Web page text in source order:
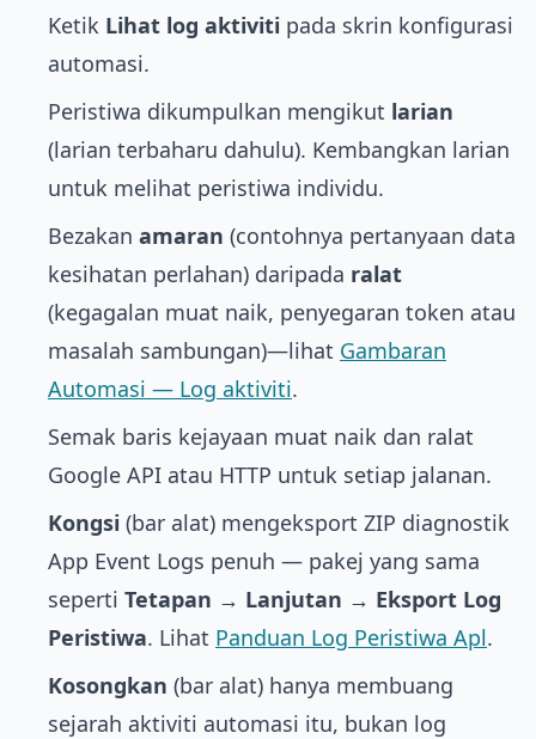
Ketik Lihat log aktiviti pada skrin konfigurasi
automasi.
Peristiwa dikumpulkan mengikut larian
(larian terbaharu dahulu). Kembangkan larian
untuk melihat peristiwa individu.
Bezakan amaran (contohnya pertanyaan data
kesihatan perlahan) daripada ralat
(kegagalan muat naik, penyegaran token atau
masalah sambungan)—lihat Gambaran
Automasi — Log aktiviti.
Semak baris kejayaan muat naik dan ralat
Google API atau HTTP untuk setiap jalanan.
Kongsi (bar alat) mengeksport ZIP diagnostik
App Event Logs penuh — pakej yang sama
seperti Tetapan → Lanjutan → Eksport Log
Peristiwa. Lihat Panduan Log Peristiwa Apl.
Kosongkan (bar alat) hanya membuang
sejarah aktiviti automasi itu, bukan log